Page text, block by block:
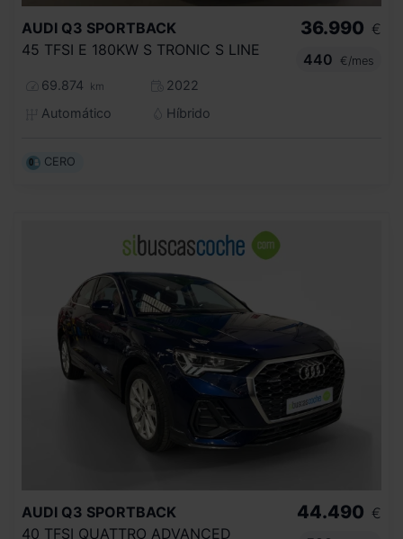
AUDI Q3 SPORTBACK
45 TFSI E 180KW S TRONIC S LINE
69.874 km
2022
Automático
Híbrido
36.990 €
440
€/mes
CERO
AUDI Q3 SPORTBACK
40 TFSI QUATTRO ADVANCED
44.490 €